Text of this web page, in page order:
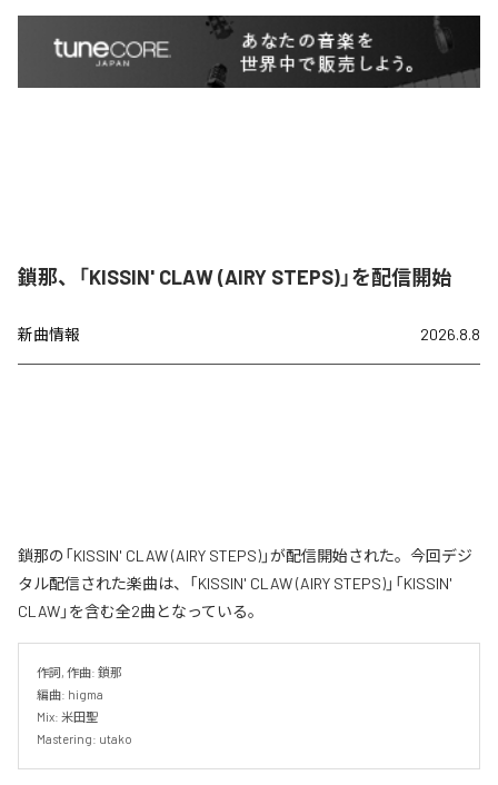
鎖那、「KISSIN' CLAW (AIRY STEPS)」を配信開始
新曲情報 2026.8.8
鎖那の「KISSIN' CLAW (AIRY STEPS)」が配信開始された。今回デジ
タル配信された楽曲は、「KISSIN' CLAW (AIRY STEPS)」「KISSIN'
CLAW」を含む全2曲となっている。
作詞, 作曲: 鎖那
編曲: higma
Mix: 米田聖
Mastering: utako